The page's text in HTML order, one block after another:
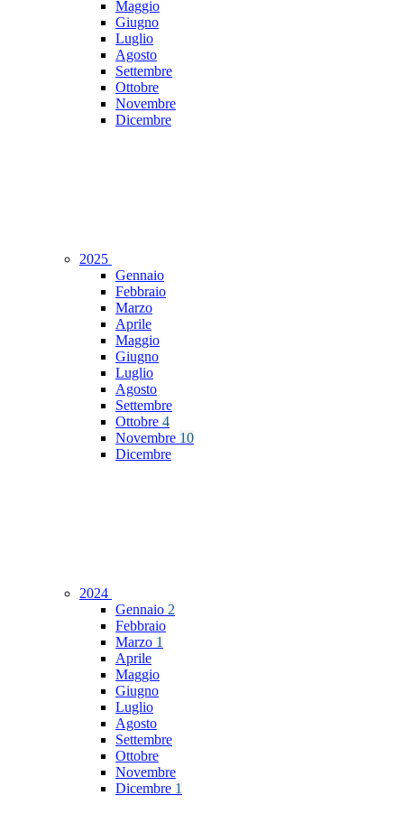
Maggio
Giugno
Luglio
Agosto
Settembre
Ottobre
Novembre
Dicembre
2025
Gennaio
Febbraio
Marzo
Aprile
Maggio
Giugno
Luglio
Agosto
Settembre
Ottobre 4
Novembre 10
Dicembre
2024
Gennaio 2
Febbraio
Marzo 1
Aprile
Maggio
Giugno
Luglio
Agosto
Settembre
Ottobre
Novembre
Dicembre 1